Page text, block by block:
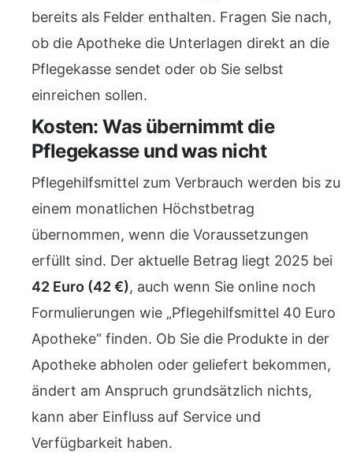
bereits als Felder enthalten. Fragen Sie nach,
ob die Apotheke die Unterlagen direkt an die
Pflegekasse sendet oder ob Sie selbst
einreichen sollen.
Kosten: Was übernimmt die
Pflegekasse und was nicht
Pflegehilfsmittel zum Verbrauch werden bis zu
einem monatlichen Höchstbetrag
übernommen, wenn die Voraussetzungen
erfüllt sind. Der aktuelle Betrag liegt 2025 bei
42 Euro (42 €), auch wenn Sie online noch
Formulierungen wie „Pflegehilfsmittel 40 Euro
Apotheke“ finden. Ob Sie die Produkte in der
Apotheke abholen oder geliefert bekommen,
ändert am Anspruch grundsätzlich nichts,
kann aber Einfluss auf Service und
Verfügbarkeit haben.